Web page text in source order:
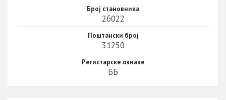
Број становника
26022
Поштански број
31250
Регистарске ознаке
ББ